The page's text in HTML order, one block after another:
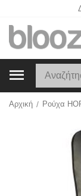
Αρχική / Ρούχα